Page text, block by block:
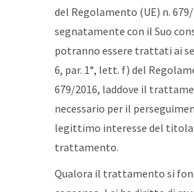
del Regolamento (UE) n. 679/
segnatamente con il Suo
potranno essere trattati ai
6, par. 1°, lett. f) del
679/2016, laddove il
necessario per il
legittimo interesse del
trattamento.
Qualora il trattamento si